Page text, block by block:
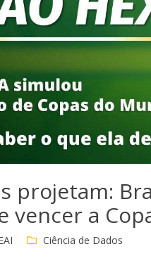
projetam:
vencer a
Ciência de Dados